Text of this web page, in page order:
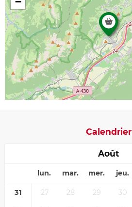
Calendrier
Août
lun. mar. mer. jeu.
31 27 28 29 30